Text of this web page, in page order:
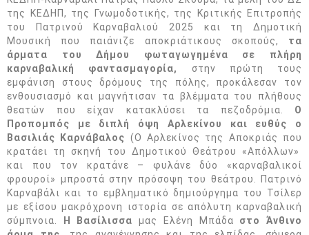
της ΚΕΔΗΠ, της Γνωμοδοτικής, της Κριτικής Επιτροπής
του Πατρινού Καρναβαλιού 2025 και τη Δημοτική
Μουσική που παιάνιζε αποκριάτικους σκοπούς, τα
άρματα του Δήμου φωταγωγημένα σε πλήρη
καρναβαλική φαντασμαγορία,
στην πρώτη τους
εμφάνιση στους δρόμους της πόλης, προκάλεσαν τον
ενθουσιασμό και μαγνήτισαν τα βλέμματα του πλήθους
θεατών που είχαν κατακλύσει τα πεζοδρόμια. Ο
Προπομπός με διπλή όψη Αρλεκίνου και ευθύς ο
Βασιλιάς Καρνάβαλος (Ο Αρλεκίνος της Αποκριάς που
κρατάει τη σκηνή του Δημοτικού Θεάτρου «Απόλλων»
και που τον κρατάνε – φυλάνε δύο «καρναβαλικοί
φρουροί» μπροστά στην πρόσοψη του θεάτρου. Πατρινό
Καρναβάλι και το εμβληματικό δημιούργημα του Τσίλερ
με εξίσου μακρόχρονη ιστορία σε απόλυτη καρναβαλική
σύμπνοια.
Η Βασίλισσα μας Ελένη Μπάδα στο Άνθινο